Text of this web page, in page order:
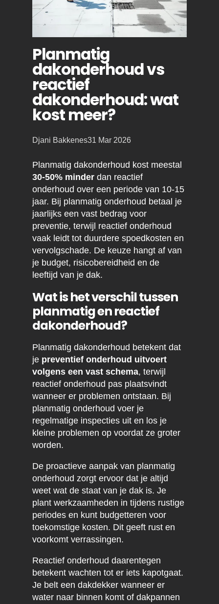
Planmatig
dakonderhoud vs
reactief
dakonderhoud: wat
kost meer?
Posted
Djani Bakkenes31 Mar 2026
Planmatig dakonderhoud kost meestal
30-50% minderdan reactief
onderhoud over een periode van 10-15
jaar. Bij planmatig onderhoud betaal je
jaarlijks een vast bedrag voor
preventie, terwijl reactief onderhoud
vaak leidt tot duurdere spoedkosten en
vervolgschade. De keuze hangt af van
je budget, risicobereidheid en de
leeftijd van je dak.
Wat is het verschil tussen
planmatig en reactief
dakonderhoud?
Planmatig dakonderhoud betekent dat
je preventief onderhoud uitvoert
volgens een vast schema, terwijl
reactief onderhoud pas plaatsvindt
wanneer er problemen ontstaan. Bij
planmatig onderhoud voer je
regelmatige inspecties uit en los je
kleine problemen op voordat ze groter
worden.
De proactieve aanpak van planmatig
onderhoud zorgt ervoor dat je altijd
weet wat de staat van je dak is. Je
plant werkzaamheden in tijdens rustige
periodes en kunt budgetteren voor
toekomstige kosten. Dit geeft rust en
voorkomt verrassingen.
Reactief onderhoud daarentegen
betekent wachten tot er iets kapotgaat.
Je belt een dakdekker wanneer er
water naar binnen komt of dakpannen